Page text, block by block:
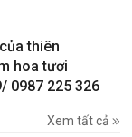
thiên
hoa tươi
0987 225 326
Xem tất cả